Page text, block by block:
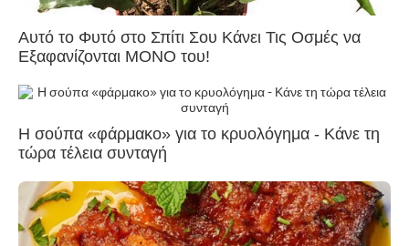
Αυτό το Φυτό στο Σπίτι Σου Κάνει Τις Οσμές να
Εξαφανίζονται ΜΟΝΟ του!
Η σούπα «φάρμακο» για το κρυολόγημα - Κάνε τη
τώρα τέλεια συνταγή